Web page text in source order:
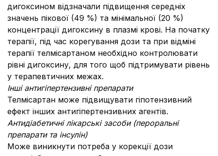
дигоксином відзначали підвищення середніх
значень пікової (49 %) та мінімальної (20 %)
концентрації дигоксину в плазмі крові. На початку
терапії, під час корегування дози та при відміні
терапії телмісартаном необхідно контролювати
рівні дигоксину, для того щоб підтримувати рівень
у терапевтичних межах.
Інші антигіпертензивні препарати
Телміcартан може підвищувати гіпотензивний
ефект інших антигіпертензивних агентів.
Антидіабетичні лікарські засоби (пероральні
препарати та інсулін)
Може виникнути потреба у корекції дози